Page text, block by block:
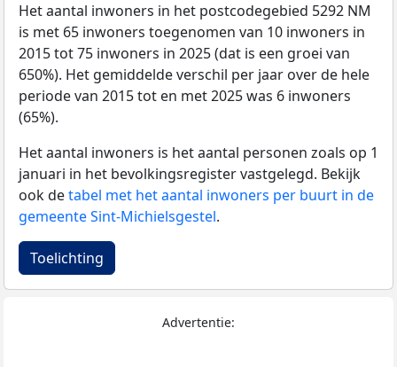
Het aantal inwoners in het postcodegebied 5292 NM
is met 65 inwoners toegenomen van 10 inwoners in
2015 tot 75 inwoners in 2025 (dat is een groei van
650%). Het gemiddelde verschil per jaar over de hele
periode van 2015 tot en met 2025 was 6 inwoners
(65%).
Het aantal inwoners is het aantal personen zoals op 1
januari in het bevolkingsregister vastgelegd. Bekijk
ook detabel met het aantal inwoners per buurt in de
gemeente Sint-Michielsgestel.
Toelichting
Advertentie: